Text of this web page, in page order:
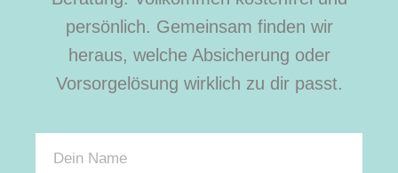
persönlich. Gemeinsam finden wir
heraus, welche Absicherung oder
Vorsorgelösung wirklich zu dir passt.